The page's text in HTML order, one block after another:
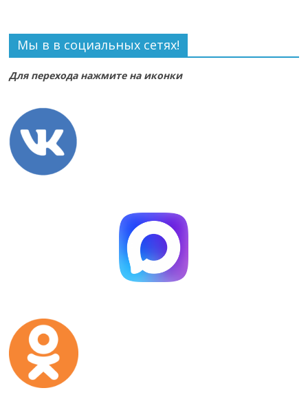
Мы в в социальных сетях!
Для перехода нажмите на иконки